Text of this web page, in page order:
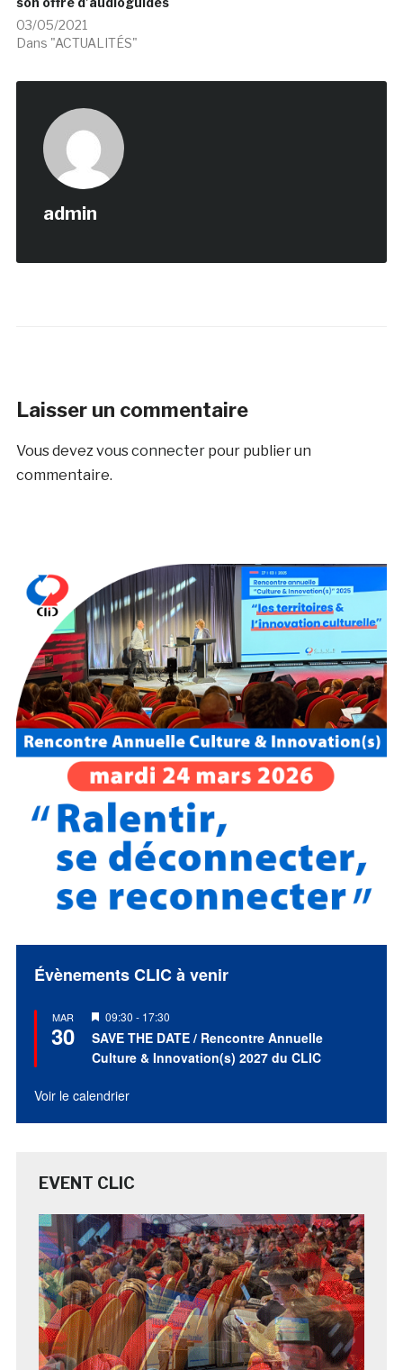
03/05/2021
Dans "ACTUALITÉS"
admin
Laisser un commentaire
Vous devezvous connecterpour publier un
commentaire.
Évènements CLIC à venir
MAR
30
Mis
en
avant
09:30 - 17:30
SAVE THE DATE / Rencontre Annuelle
Culture & Innovation(s) 2027 du CLIC
Voir le calendrier
EVENT CLIC